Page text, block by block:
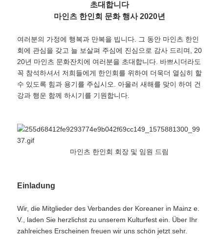
초대합니다
마인츠 한인회 문화 행사 2020년
여러분의 가정에 행복과 만복을 빕니다. 그 동안 마인츠 한인
회에 관심을 갖고 늘 보살펴 주심에 진심으로 감사 드리며, 20
20년 마인츠 문화잔치에 여러분을 초대합니다. 바쁘시더라도
꼭 참석하셔서 저희들에게 한인회를 위하여 더욱더 열심히 할
수 있도록 힘과 용기를 주십시오. 아울러 새해를 맞이 하여 건
강과 행운 함께 하시기를 기원합니다.
마인츠 한인회 회장 및 임원 드림
Einladung
Wir, die Mitglieder des Verbandes der Koreaner in Mainz e.
V., laden Sie herzlichst zu unserem Kulturfest ein. Über Ihr
zahlreiches Erscheinen freuen wir uns schön jetzt sehr.